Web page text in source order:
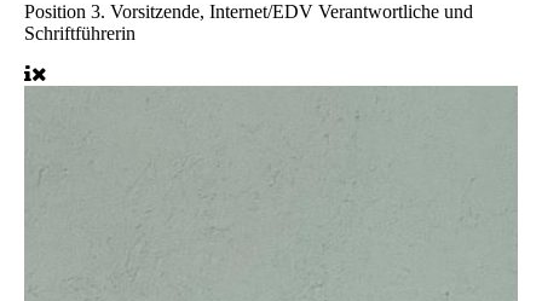
Position 3. Vorsitzende, Internet/EDV Verantwortliche und
Schriftführerin